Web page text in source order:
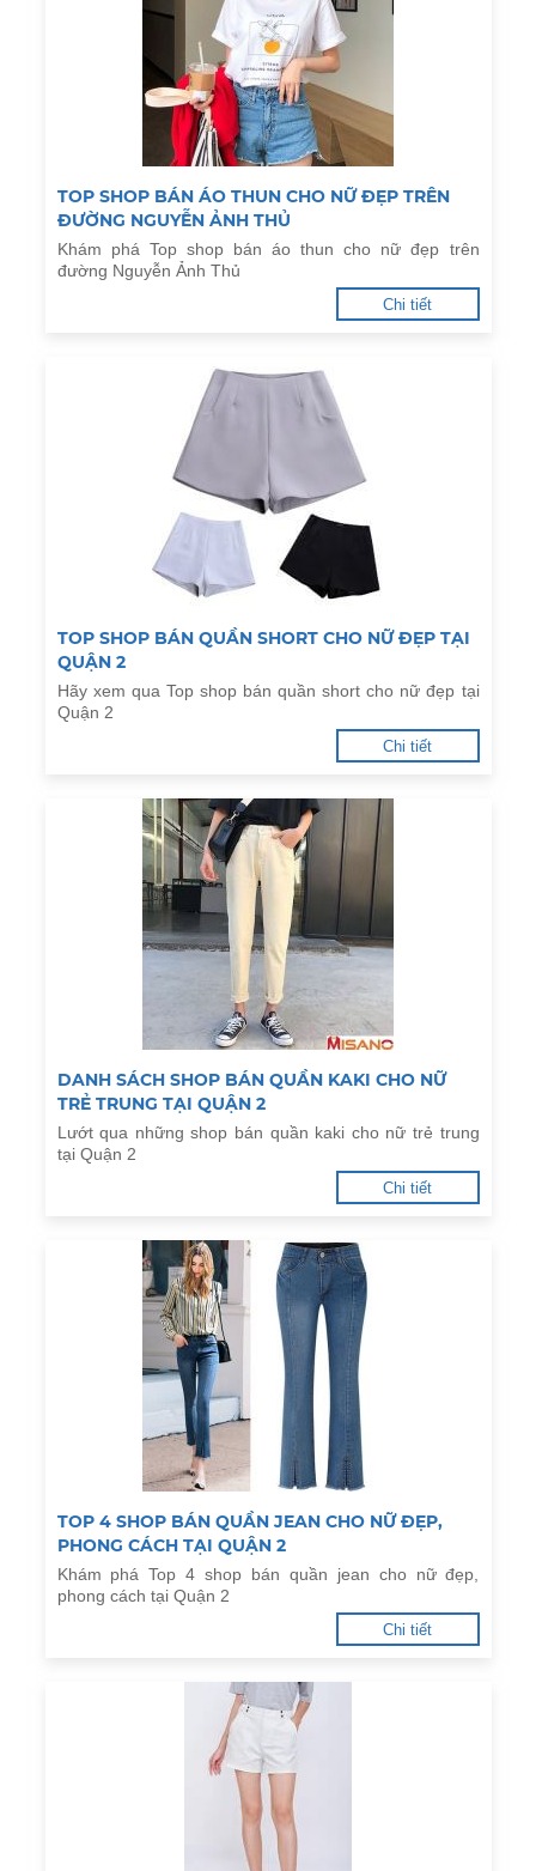
TOP SHOP BÁN ÁO THUN CHO NỮ ĐẸP TRÊN
ĐƯỜNG NGUYỄN ẢNH THỦ
Khám phá Top shop bán áo thun cho nữ đẹp trên
đường Nguyễn Ảnh Thủ
Chi tiết
TOP SHOP BÁN QUẦN SHORT CHO NỮ ĐẸP TẠI
QUẬN 2
Hãy xem qua Top shop bán quần short cho nữ đẹp tại
Quận 2
Chi tiết
DANH SÁCH SHOP BÁN QUẦN KAKI CHO NỮ
TRẺ TRUNG TẠI QUẬN 2
Lướt qua những shop bán quần kaki cho nữ trẻ trung
tại Quận 2
Chi tiết
TOP 4 SHOP BÁN QUẦN JEAN CHO NỮ ĐẸP,
PHONG CÁCH TẠI QUẬN 2
Khám phá Top 4 shop bán quần jean cho nữ đẹp,
phong cách tại Quận 2
Chi tiết